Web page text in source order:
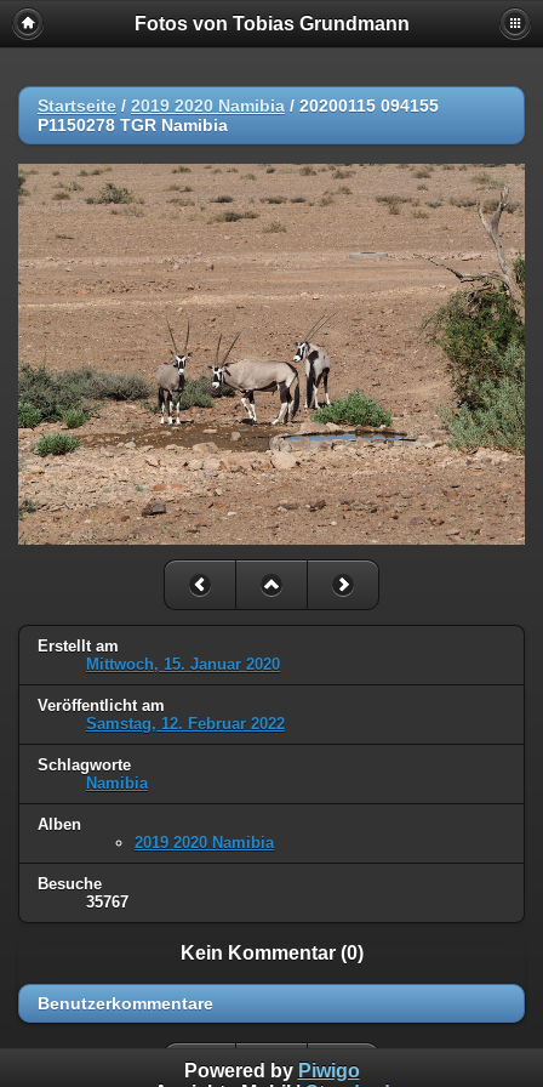
Fotos von Tobias Grundmann
Startseite / 2019 2020 Namibia / 20200115 094155
P1150278 TGR Namibia
Erstellt am
Mittwoch, 15. Januar 2020
Veröffentlicht am
Samstag, 12. Februar 2022
Schlagworte
Namibia
Alben
2019 2020 Namibia
Besuche
35767
Kein Kommentar (0)
Benutzerkommentare
Powered by Piwigo